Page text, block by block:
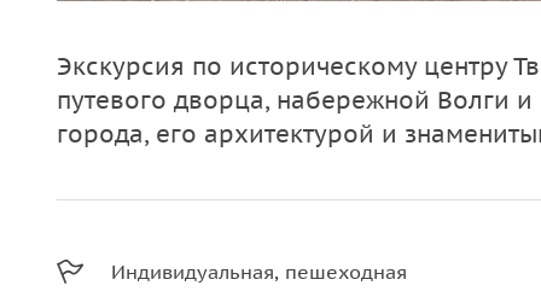
Экскурсия по историческому центру
путевого дворца, набережной Волги
города, его архитектурой и
Индивидуальная, пешеходная